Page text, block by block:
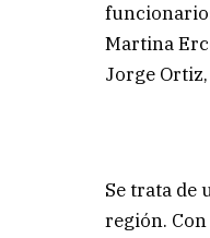
Martina
Jorge
Se trata de
región.